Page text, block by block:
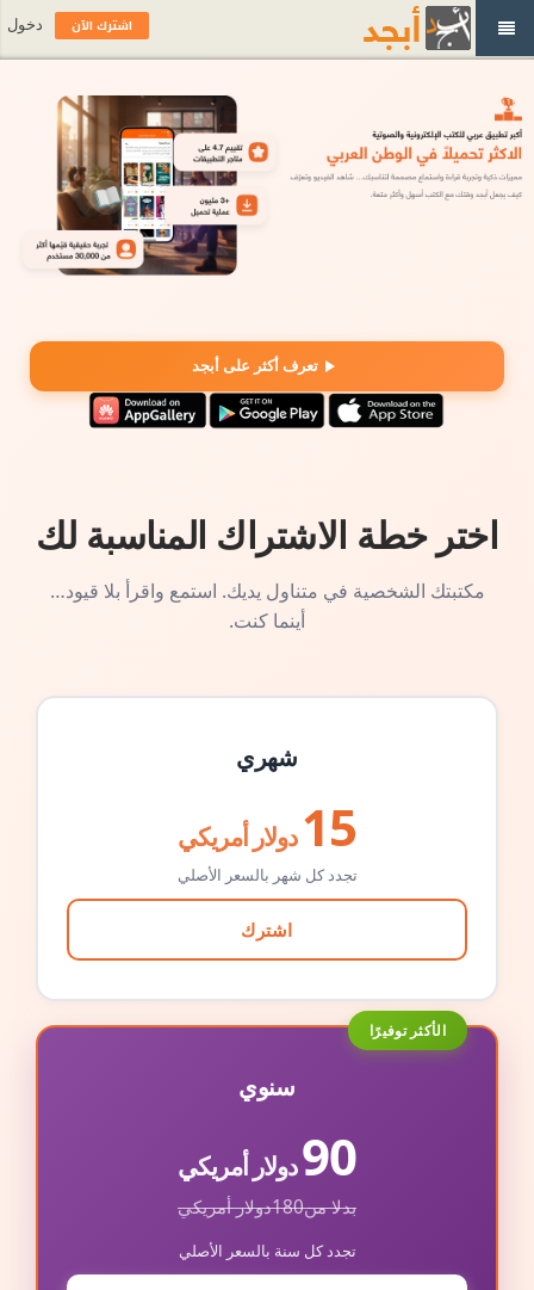
تعرف أكثر على أبجد
اختر خطة الاشتراك المناسبة لك
مكتبتك الشخصية في متناول يديك. استمع واقرأ بلا قيود…
أينما كنت.
شهري
15 دولار أمريكي
تجدد كل شهر بالسعر الأصلي
اشترك
الأكثر توفيرًا
سنوي
90دولار أمريكي
بدلا من180دولار أمريكي
تجدد كل سنة بالسعر الأصلي
اشترك الآن دخول